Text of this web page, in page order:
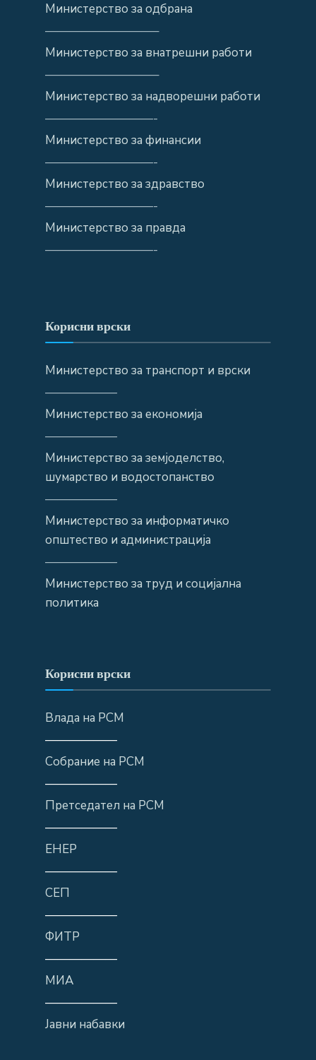
Министерство за одбрана
—————————–
Министерство за внатрешни работи
—————————–
Министерство за надворешни работи
—————————-
Министерство за финансии
—————————-
Министерство за здравство
—————————-
Министерство за правда
—————————-
Корисни врски
Министерство за транспорт и врски
——————
Министерство за економија
——————
Министерство за земјоделство,
шумарство и водостопанство
——————
Министерство за информатичко
општество и администрација
——————
Министерство за труд и социјална
политика
Корисни врски
Влада на РСМ
——————
Собрание на РСМ
——————
Претседател на РСМ
——————
ЕНЕР
——————
СЕП
——————
ФИТР
——————
МИА
——————
Јавни набавки